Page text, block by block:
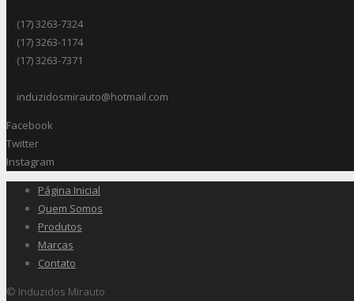
(17) 3263-7324
(17) 3263-1174
(17) 3263-7371
induzidosmirauto@hotmail.com
Facebook
Twitter
Instagram
Página Inicial
Quem Somos
Produtos
Marcas
Contato
© Induzidos Mirauto